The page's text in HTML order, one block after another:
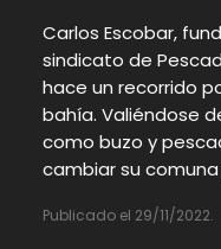
Carlos Escobar,
sindicato de
hace un recorrido
bahía. Valiéndose
como buzo y
cambiar su comuna
Publicado el 29/11/2022.